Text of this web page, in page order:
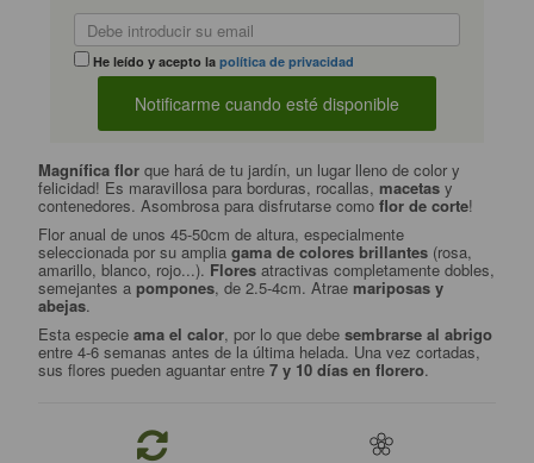
He leído y acepto lapolítica de privacidad
Magnífica florque hará de tu jardín, un lugar lleno de color y
felicidad! Es maravillosa para borduras, rocallas,macetas y
contenedores. Asombrosa para disfrutarse como flor de corte!
Flor anual de unos 45-50cm de altura, especialmente
seleccionada por su ampliagama de colores brillantes (rosa,
amarillo, blanco, rojo...). Flores atractivas completamente dobles,
semejantes apompones, de 2.5-4cm. Atraemariposas y
abejas.
Esta especieama el calor, por lo que debesembrarse al abrigo
entre 4-6 semanas antes de la última helada. Una vez cortadas,
sus flores pueden aguantar entre 7 y 10 días en florero.